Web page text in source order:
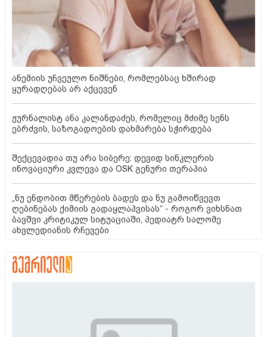
ანემიის უჩვეულო ნიშნები, რომლებსაც ხშირად
ყურადღებას არ აქცევენ
ჟურნალისტ ანა კალანდაძეს, რომელიც მძიმე სენს
ებრძვის, საზოგადოების დახმარება სჭირდება
შექცევადია თუ არა სიბერე: დევიდ სინკლერის
ინოვაციური კვლევა და OSK გენური თერაპია
„ნუ ენდობით მწერების ბადეს და ნუ გამოიწვევთ
ღებინებას ქიმიის გადაყლაპვისას“ - როგორ ვიხსნათ
ბავშვი კრიტიკულ სიტუაციაში, პედიატრ სალომე
ახვლედიანის რჩევები